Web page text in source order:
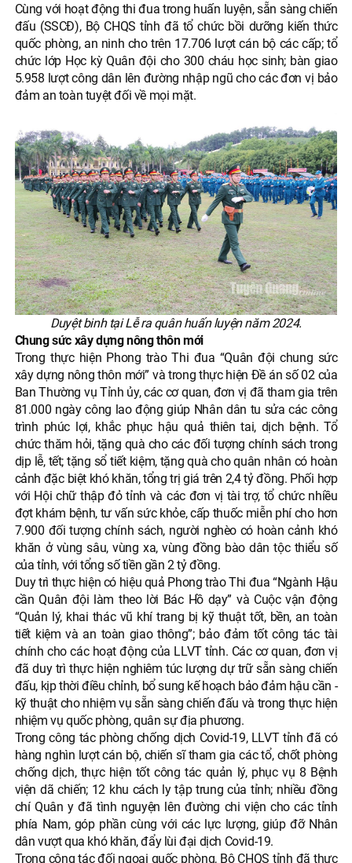
Cùng với hoạt động thi đua trong huấn luyện, sẵn sàng chiến
đấu (SSCĐ), Bộ CHQS tỉnh đã tổ chức bồi dưỡng kiến thức
quốc phòng, an ninh cho trên 17.706 lượt cán bộ các cấp; tổ
chức lớp Học kỳ Quân đội cho 300 cháu học sinh; bàn giao
5.958 lượt công dân lên đường nhập ngũ cho các đơn vị bảo
đảm an toàn tuyệt đối về mọi mặt.
Duyệt binh tại Lễ ra quân huấn luyện năm 2024.
Chung sức xây dựng nông thôn mới
Trong thực hiện Phong trào Thi đua “Quân đội chung sức
xây dựng nông thôn mới” và trong thực hiện Đề án số 02 của
Ban Thường vụ Tỉnh ủy, các cơ quan, đơn vị đã tham gia trên
81.000 ngày công lao động giúp Nhân dân tu sửa các công
trình phúc lợi, khắc phục hậu quả thiên tai, dịch bệnh. Tổ
chức thăm hỏi, tặng quà cho các đối tượng chính sách trong
dịp lễ, tết; tặng sổ tiết kiệm, tặng quà cho quân nhân có hoàn
cảnh đặc biệt khó khăn, tổng trị giá trên 2,4 tỷ đồng. Phối hợp
với Hội chữ thập đỏ tỉnh và các đơn vị tài trợ, tổ chức nhiều
đợt khám bệnh, tư vấn sức khỏe, cấp thuốc miễn phí cho hơn
7.900 đối tượng chính sách, người nghèo có hoàn cảnh khó
khăn ở vùng sâu, vùng xa, vùng đồng bào dân tộc thiểu số
của tỉnh, với tổng số tiền gần 2 tỷ đồng.
Duy trì thực hiện có hiệu quả Phong trào Thi đua “Ngành Hậu
cần Quân đội làm theo lời Bác Hồ dạy” và Cuộc vận động
“Quản lý, khai thác vũ khí trang bị kỹ thuật tốt, bền, an toàn
tiết kiệm và an toàn giao thông”; bảo đảm tốt công tác tài
chính cho các hoạt động của LLVT tỉnh. Các cơ quan, đơn vị
đã duy trì thực hiện nghiêm túc lượng dự trữ sẵn sàng chiến
đấu, kịp thời điều chỉnh, bổ sung kế hoạch bảo đảm hậu cần -
kỹ thuật cho nhiệm vụ sẵn sàng chiến đấu và trong thực hiện
nhiệm vụ quốc phòng, quân sự địa phương.
Trong công tác phòng chống dịch Covid-19, LLVT tỉnh đã có
hàng nghìn lượt cán bộ, chiến sĩ tham gia các tổ, chốt phòng
chống dịch, thực hiện tốt công tác quản lý, phục vụ 8 Bệnh
viện dã chiến; 12 khu cách ly tập trung của tỉnh; nhiều đồng
chí Quân y đã tình nguyện lên đường chi viện cho các tỉnh
phía Nam, góp phần cùng với các lực lượng, giúp đỡ Nhân
dân vượt qua khó khăn, đẩy lùi đại dịch Covid-19.
Trong công tác đối ngoại quốc phòng, Bộ CHQS tỉnh đã thực